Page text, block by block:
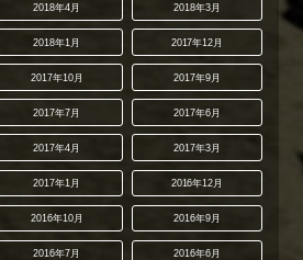
2018年4月 2018年3月
2018年1月 2017年12月
2017年10月 2017年9月
2017年7月 2017年6月
2017年4月 2017年3月
2017年1月 2016年12月
2016年10月 2016年9月
2016年7月 2016年6月